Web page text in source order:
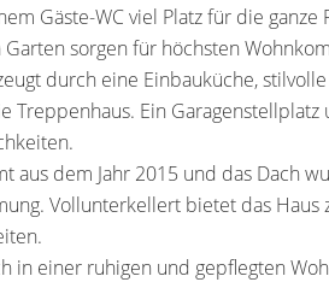
Gäste-WC viel Platz für die
Garten sorgen für höchsten
durch eine Einbauküche,
Treppenhaus. Ein
aus dem Jahr 2015 und das Dach
Vollunterkellert bietet das Haus
in einer ruhigen und gepflegten